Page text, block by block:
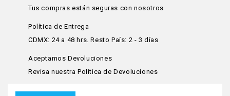
Tus compras están seguras con nosotros
Política de Entrega
CDMX: 24 a 48 hrs. Resto País: 2 - 3 días
Aceptamos Devoluciones
Revisa nuestra Política de Devoluciones